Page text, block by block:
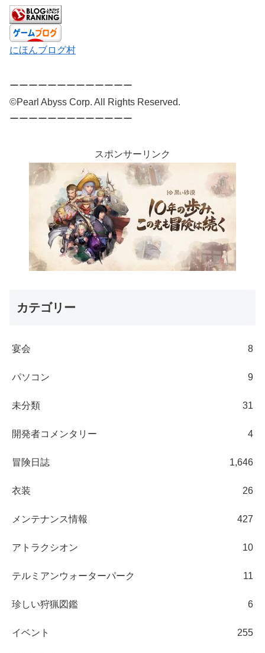
にほんブログ村
ーーーーーーーーーーーーー
©Pearl Abyss Corp. All Rights Reserved.
ーーーーーーーーーーーーー
スポンサーリンク
カテゴリー
宴会 8
パソコン 9
未分類 31
開発者コメンタリー 4
冒険日誌 1,646
衣装 26
メンテナンス情報 427
アトラクシオン 10
テルミアンウォーターパーク 11
珍しい狩猟図鑑 6
イベント 255